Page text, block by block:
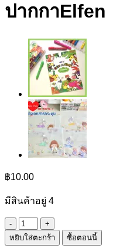
ปากกาElfen
฿10.00
มีสินค้าอยู่ 4
จำนวน
ปากกาElfen
หยิบใส่ตะกร้า ซื้อตอนนี้